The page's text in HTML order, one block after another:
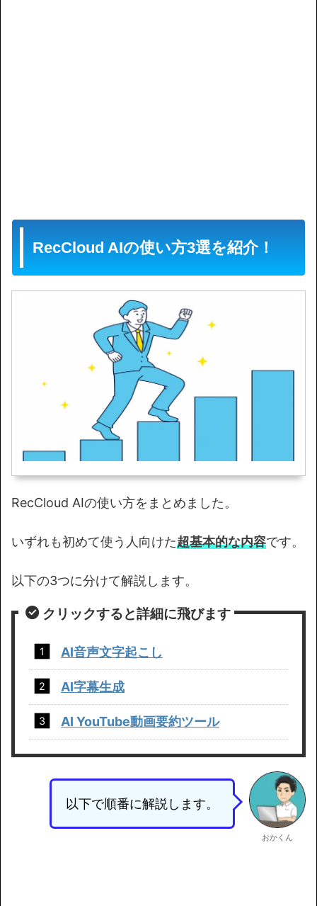
RecCloud AIの使い方3選を紹介！
RecCloud AIの使い方をまとめました。
いずれも初めて使う人向けた超基本的な内容です。
以下の3つに分けて解説します。
クリックすると詳細に飛びます
AI音声文字起こし
AI字幕生成
AI YouTube動画要約ツール
以下で順番に解説します。
おかくん